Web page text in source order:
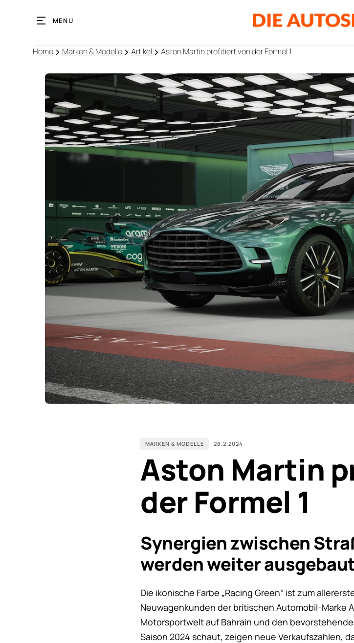
MENU
Home Marken & Modelle Artikel Aston Martin profitiert von der Formel 1
MARKEN & MODELLE 28.2.2024
Aston Martin
der Formel 1
Synergien zwischen
werden weiter
Die ikonische Farbe „Racing Green“ ist zum
Neuwagenkunden der britischen Automobil-Marke
Motorsportwelt auf Bahrain und den
Saison 2024 schaut, zeigen neue Verkaufszahlen,